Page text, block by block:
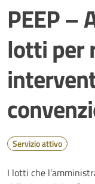
PEEP –
lotti per
Servizio attivo
I lotti che